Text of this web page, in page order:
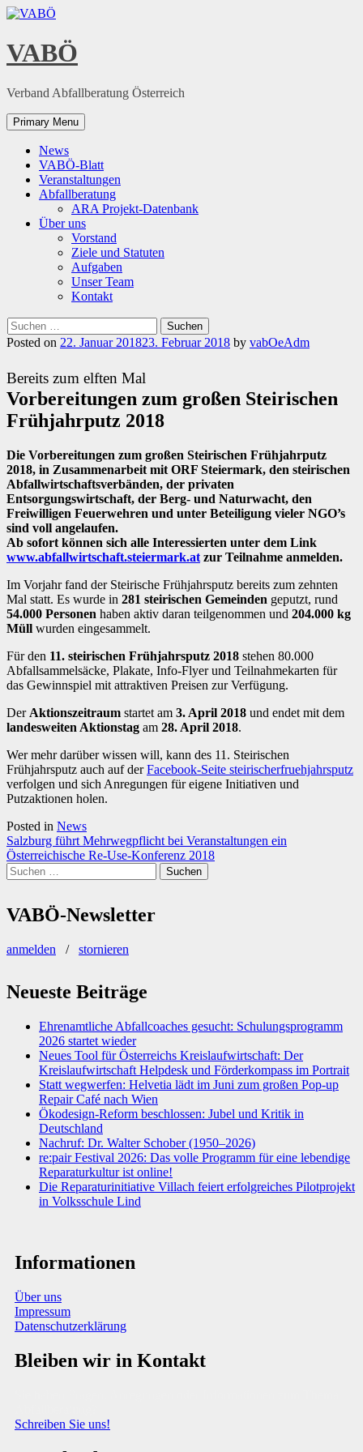
Skip
content
VABÖ
Verband Abfallberatung Österreich
Primary Menu
News
VABÖ-Blatt
Veranstaltungen
Abfallberatung
ARA Projekt-Datenbank
Über uns
Vorstand
Ziele und Statuten
Aufgaben
Unser Team
Kontakt
Suchen
nach:
Posted on 22. Januar 201823. Februar 2018 by vabOeAdm
Bereits zum elften Mal
Vorbereitungen zum großen Steirischen
Frühjahrputz 2018
Die Vorbereitungen zum großen Steirischen Frühjahrputz
2018, in Zusammenarbeit mit ORF Steiermark, den steirischen
Abfallwirtschaftsverbänden, der privaten
Entsorgungswirtschaft, der Berg- und Naturwacht, den
Freiwilligen Feuerwehren und unter Beteiligung vieler NGO’s
sind voll angelaufen.
Ab sofort können sich alle Interessierten unter dem Link
www.abfallwirtschaft.steiermark.at zur Teilnahme anmelden.
Im Vorjahr fand der Steirische Frühjahrsputz bereits zum zehnten
Mal statt. Es wurde in 281 steirischen Gemeinden geputzt, rund
54.000 Personen haben aktiv daran teilgenommen und 204.000 kg
Müll wurden eingesammelt.
Für den 11. steirischen Frühjahrsputz 2018 stehen 80.000
Abfallsammelsäcke, Plakate, Info-Flyer und Teilnahmekarten für
das Gewinnspiel mit attraktiven Preisen zur Verfügung.
Der Aktionszeitraum startet am 3. April 2018 und endet mit dem
landesweiten Aktionstag am 28. April 2018.
Wer mehr darüber wissen will, kann des 11. Steirischen
Frühjahrsputz auch auf derFacebook-Seite steirischerfruehjahrsputz
verfolgen und sich Anregungen für eigene Initiativen und
Putzaktionen holen.
Posted in News
Beitragsnavigation
Salzburg führt Mehrwegpflicht bei Veranstaltungen ein
Österreichische Re-Use-Konferenz 2018
Suchen
nach:
VABÖ-Newsletter
anmelden / stornieren
Neueste Beiträge
Ehrenamtliche Abfallcoaches gesucht: Schulungsprogramm
2026 startet wieder
Neues Tool für Österreichs Kreislaufwirtschaft: Der
Kreislaufwirtschaft Helpdesk und Förderkompass im Portrait
Statt wegwerfen: Helvetia lädt im Juni zum großen Pop-up
Repair Café nach Wien
Ökodesign-Reform beschlossen: Jubel und Kritik in
Deutschland
Nachruf: Dr. Walter Schober (1950–2026)
re:pair Festival 2026: Das volle Programm für eine lebendige
Reparaturkultur ist online!
Die Reparaturinitiative Villach feiert erfolgreiches Pilotprojekt
in Volksschule Lind
Informationen
Über uns
Impressum
Datenschutzerklärung
Bleiben wir in Kontakt
Schreiben Sie uns!